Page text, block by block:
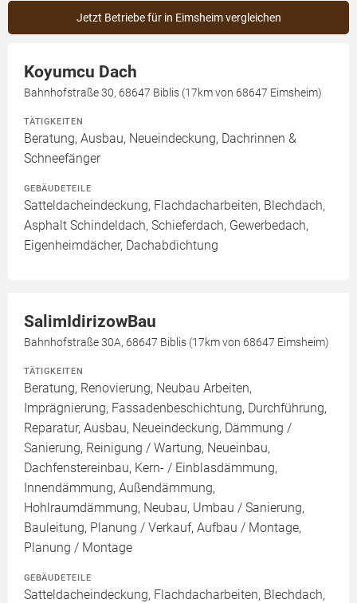
Jetzt Betriebe für in Eimsheim vergleichen
Koyumcu Dach
Bahnhofstraße 30, 68647 Biblis (17km von 68647 Eimsheim)
TÄTIGKEITEN
Beratung, Ausbau, Neueindeckung, Dachrinnen &
Schneefänger
GEBÄUDETEILE
Satteldacheindeckung, Flachdacharbeiten, Blechdach,
Asphalt Schindeldach, Schieferdach, Gewerbedach,
Eigenheimdächer, Dachabdichtung
SalimIdirizowBau
Bahnhofstraße 30A, 68647 Biblis (17km von 68647 Eimsheim)
TÄTIGKEITEN
Beratung, Renovierung, Neubau Arbeiten,
Imprägnierung, Fassadenbeschichtung, Durchführung,
Reparatur, Ausbau, Neueindeckung, Dämmung /
Sanierung, Reinigung / Wartung, Neueinbau,
Dachfenstereinbau, Kern- / Einblasdämmung,
Innendämmung, Außendämmung,
Hohlraumdämmung, Neubau, Umbau / Sanierung,
Bauleitung, Planung / Verkauf, Aufbau / Montage,
Planung / Montage
GEBÄUDETEILE
Satteldacheindeckung, Flachdacharbeiten, Blechdach,